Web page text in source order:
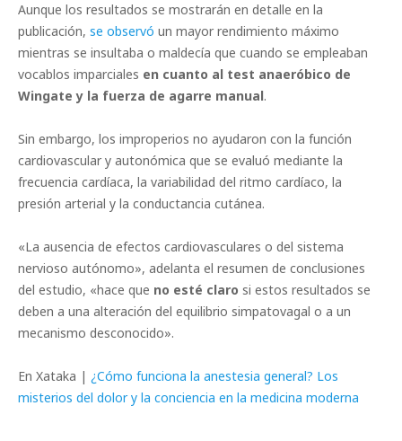
Aunque los resultados se mostrarán en detalle en la
publicación, se observó un mayor rendimiento máximo
mientras se insultaba o maldecía que cuando se empleaban
vocablos imparciales en cuanto al test anaeróbico de
Wingate y la fuerza de agarre manual.
Sin embargo, los improperios no ayudaron con la función
cardiovascular y autonómica que se evaluó mediante la
frecuencia cardíaca, la variabilidad del ritmo cardíaco, la
presión arterial y la conductancia cutánea.
«La ausencia de efectos cardiovasculares o del sistema
nervioso autónomo», adelanta el resumen de conclusiones
del estudio, «hace que no esté claro si estos resultados se
deben a una alteración del equilibrio simpatovagal o a un
mecanismo desconocido».
En Xataka | ¿Cómo funciona la anestesia general? Los
misterios del dolor y la conciencia en la medicina moderna